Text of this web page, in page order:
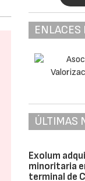
ENLACES
ÚLTIMAS
Exolum
minoritaria
terminal de